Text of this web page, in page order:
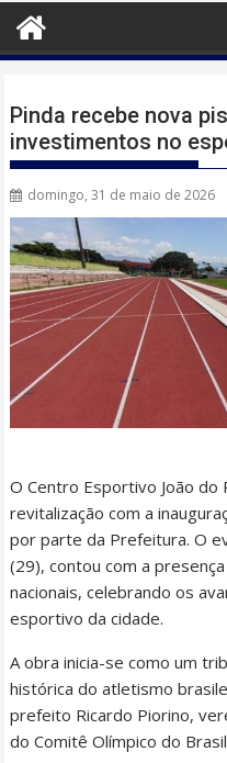
Pinda recebe nova
investimentos no
domingo, 31 de maio de 2026
O Centro Esportivo João do
revitalização com a
por parte da Prefeitura. O
(29), contou com a
nacionais, celebrando os
esportivo da cidade.
A obra inicia-se como um
histórica do atletismo
prefeito Ricardo Piorino,
do Comitê Olímpico do